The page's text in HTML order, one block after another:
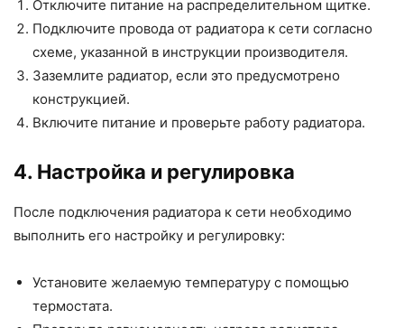
Отключите питание на распределительном щитке.
Подключите провода от радиатора к сети согласно
схеме, указанной в инструкции производителя.
Заземлите радиатор, если это предусмотрено
конструкцией.
Включите питание и проверьте работу радиатора.
4. Настройка и регулировка
После подключения радиатора к сети необходимо
выполнить его настройку и регулировку:
Установите желаемую температуру с помощью
термостата.